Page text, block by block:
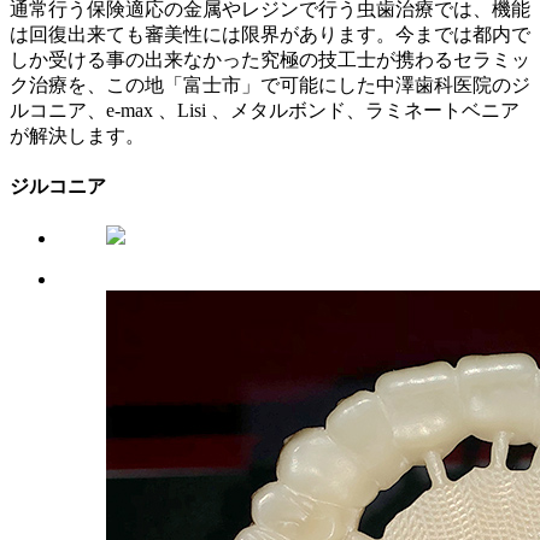
通常行う保険適応の金属やレジンで行う虫歯治療では、機能
は回復出来ても審美性には限界があります。今までは都内で
しか受ける事の出来なかった究極の技工士が携わるセラミッ
ク治療を、この地「富士市」で可能にした中澤歯科医院のジ
ルコニア、e-max 、Lisi 、メタルボンド、ラミネートベニア
が解決します。
ジルコニア